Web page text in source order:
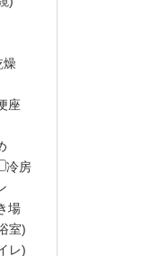
燥
座
冷房
場
室)
レ)